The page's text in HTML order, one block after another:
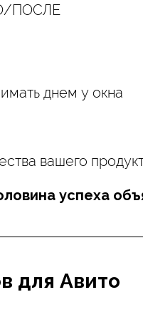
ПОСЛЕ
днем у окна
вашего
успеха
для Авито